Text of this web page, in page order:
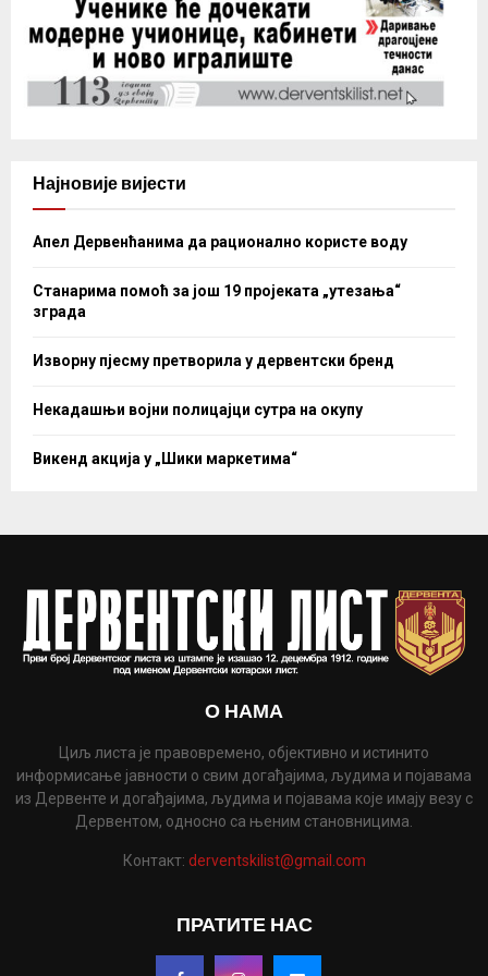
Најновије вијести
Апел Дервенћанима да рационално користе воду
Станарима помоћ за још 19 пројеката „утезања“
зграда
Изворну пјесму претворила у дервентски бренд
Некадашњи војни полицајци сутра на окупу
Викенд акција у „Шики маркетима“
О НАМА
Циљ листа је правовремено, објективно и истинито
информисање јавности о свим догађајима, људима и појавама
из Дервенте и догађајима, људима и појавама које имају везу с
Дервентом, односно са њеним становницима.
Контакт: derventskilist@gmail.com
ПРАТИТЕ НАС